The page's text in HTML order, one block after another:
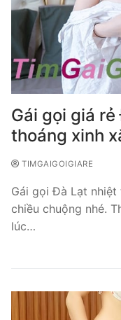
Gái gọi giá
thoáng xinh
TIMGAIGOIGIARE
Gái gọi Đà Lạt
chiều chuộng nhé.
lúc…